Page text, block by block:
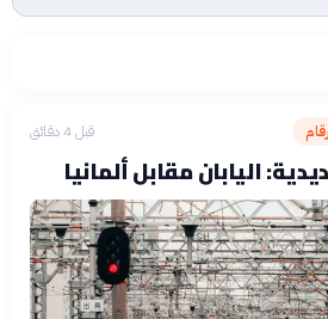
قبل 4 دقائق
اليابان مقابل ألمانيا